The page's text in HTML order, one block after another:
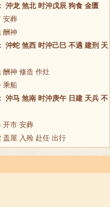
沖龙 煞北 时沖戊辰 狗食 金匮
安葬
酬神
沖蛇 煞西 时沖己巳 不遇 建刑 天
酬神 修造 作灶
乘船
沖马 煞南 时沖庚午 日建 天兵 不
开市 安葬
盖屋 入殓 赴任 出行